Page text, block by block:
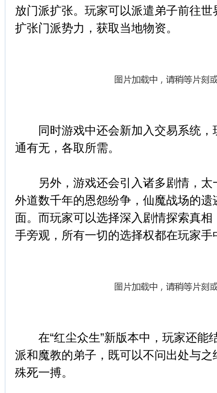
放门派扩张。玩家可以派遣弟子前往
扩张门派势力，获取当地物资。
同时游戏中还会新加入交易系统，
通有无，各取所需。
另外，游戏还会引入诸多剧情，太
外道数千年的恩怨纷争，仙魔战场的
面。而玩家可以选择深入剧情探索真
手旁观，所有一切的选择权都在玩家手
在“红尘众生”新版本中，玩家还能
派和魔教的弟子，既可以不问出处与
殊死一搏。